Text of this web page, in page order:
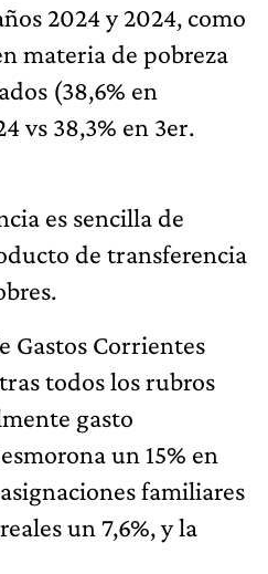
2024 y 2024, como
materia de pobreza
(38,6% en
vs 38,3% en 3er.
es sencilla de
de transferencia
Gastos Corrientes
todos los rubros
gasto
un 15% en
familiares
un 7,6%, y la